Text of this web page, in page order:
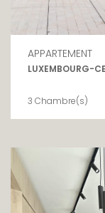
APPARTEMENT
LUXEMBOURG-
3 Chambre(s)